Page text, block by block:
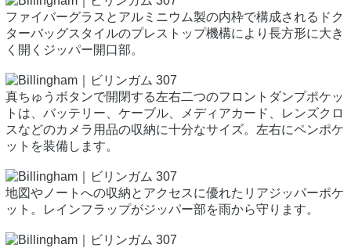
ファイバーグラスとアルミニウム製の内枠で構成されるドク
ターバッグスタイルのプレストップ機構により長方形に大き
く開くジッパー開口部。
真ちゅうボタンで開閉する左右二つのフロントダンプポケッ
トは、バッテリー、ケーブル、メディアカード、レンズクロ
スなどのカメラ用品の収納に十分なサイズ。左右にペンポケ
ットを装備します。
地図やノートへの収納とアクセスに優れたリアジッパーポケ
ット。レインフラップがジッパー部を雨から守ります。